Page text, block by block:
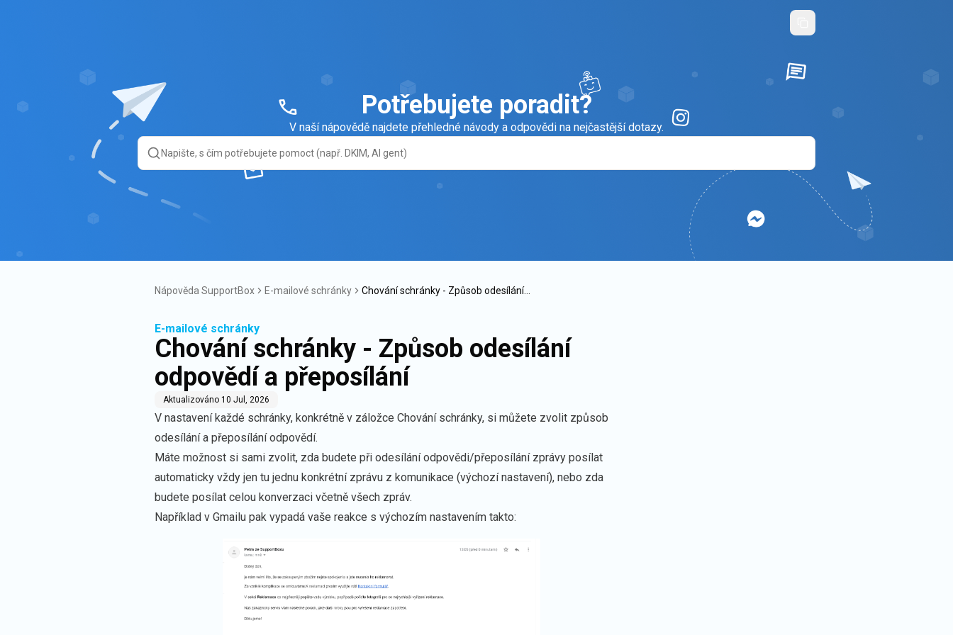
Potřebujete poradit?
V naší nápovědě najdete přehledné návody a odpovědi na nejčastější dotazy.
Nápověda SupportBox E-mailové schránky
Chování schránky - Způsob odesílání o
E-mailové schránky
Chování schránky - Způsob odesílání
odpovědí a přeposílání
Aktualizováno 10 Jul, 2026
V nastavení každé schránky, konkrétně v záložce Chování schránky, si můžete zvolit způsob
odesílání a přeposílání odpovědí.
Máte možnost si sami zvolit, zda budete při odesílání odpovědi/přeposílání zprávy posílat
automaticky vždy jen tu jednu konkrétní zprávu z komunikace (výchozí nastavení), nebo zda
budete posílat celou konverzaci včetně všech zpráv.
Například v Gmailu pak vypadá vaše reakce s výchozím nastavením takto: